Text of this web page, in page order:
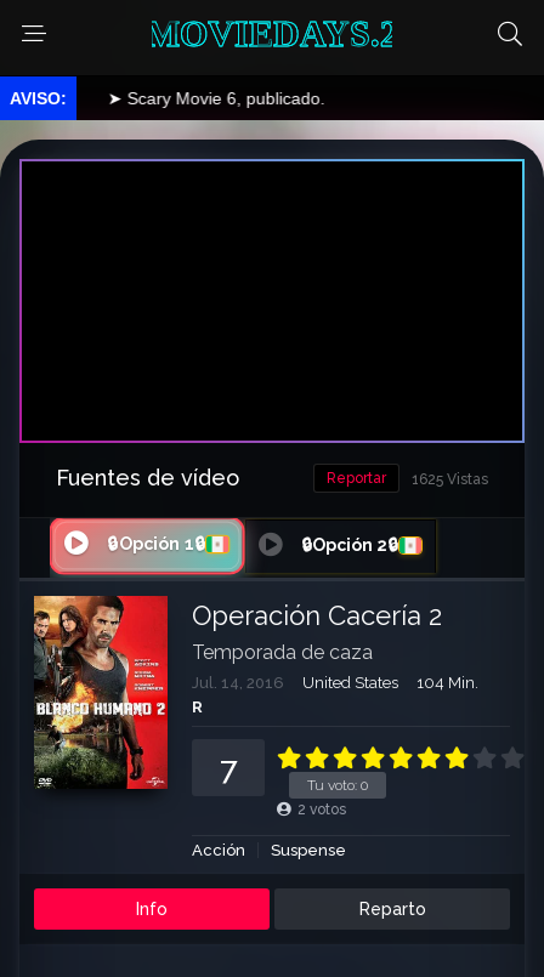
MOVIEDAYS.2
➤ Scary Movie 6, publicado.
Fuentes de vídeo 1625 Vistas
Reportar
🔒Opción 1🔒 🔒Opción 2🔒
Operación Cacería 2
Temporada de caza
Jul. 14, 2016 United States
104 Min.
R
Tu voto: 0
7
2 votos
Acción Suspense
Info Reparto